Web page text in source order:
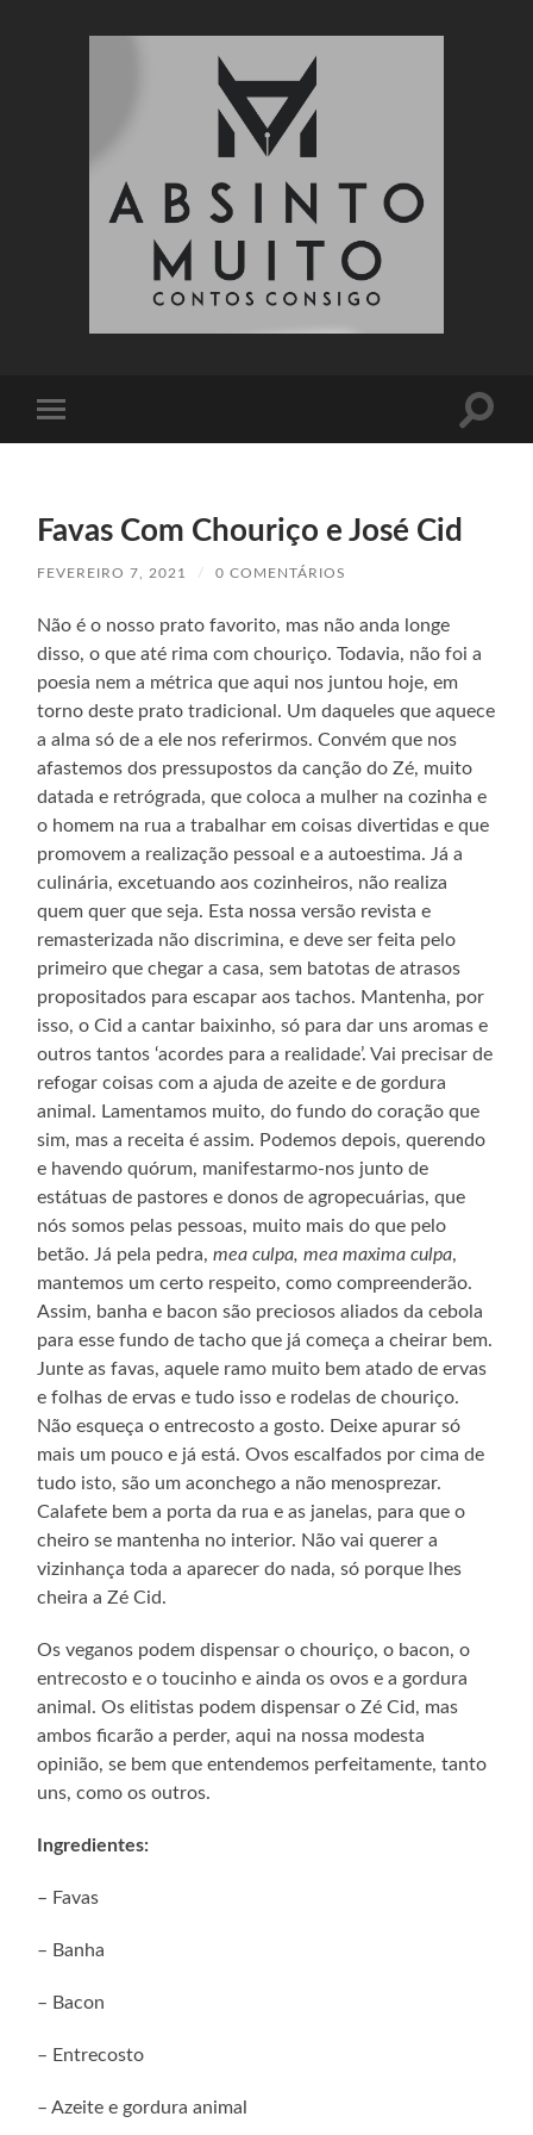
mobile
Toggle
Favas Com Chouriço e José Cid
FEVEREIRO 7, 2021 / 0 COMENTÁRIOS
Não é o nosso prato favorito, mas não anda longe
disso, o que até rima com chouriço. Todavia, não foi a
poesia nem a métrica que aqui nos juntou hoje, em
torno deste prato tradicional. Um daqueles que aquece
a alma só de a ele nos referirmos. Convém que nos
afastemos dos pressupostos da canção do Zé, muito
datada e retrógrada, que coloca a mulher na cozinha e
o homem na rua a trabalhar em coisas divertidas e que
promovem a realização pessoal e a autoestima. Já a
culinária, excetuando aos cozinheiros, não realiza
quem quer que seja. Esta nossa versão revista e
remasterizada não discrimina, e deve ser feita pelo
primeiro que chegar a casa, sem batotas de atrasos
propositados para escapar aos tachos. Mantenha, por
isso, o Cid a cantar baixinho, só para dar uns aromas e
outros tantos ‘acordes para a realidade’. Vai precisar de
refogar coisas com a ajuda de azeite e de gordura
animal. Lamentamos muito, do fundo do coração que
sim, mas a receita é assim. Podemos depois, querendo
e havendo quórum, manifestarmo-nos junto de
estátuas de pastores e donos de agropecuárias, que
nós somos pelas pessoas, muito mais do que pelo
betão. Já pela pedra,mea culpa, mea maxima culpa,
mantemos um certo respeito, como compreenderão.
Assim, banha e bacon são preciosos aliados da cebola
para esse fundo de tacho que já começa a cheirar bem.
Junte as favas, aquele ramo muito bem atado de ervas
e folhas de ervas e tudo isso e rodelas de chouriço.
Não esqueça o entrecosto a gosto. Deixe apurar só
mais um pouco e já está. Ovos escalfados por cima de
tudo isto, são um aconchego a não menosprezar.
Calafete bem a porta da rua e as janelas, para que o
cheiro se mantenha no interior. Não vai querer a
vizinhança toda a aparecer do nada, só porque lhes
cheira a Zé Cid.
Os veganos podem dispensar o chouriço, o bacon, o
entrecosto e o toucinho e ainda os ovos e a gordura
animal. Os elitistas podem dispensar o Zé Cid, mas
ambos ficarão a perder, aqui na nossa modesta
opinião, se bem que entendemos perfeitamente, tanto
uns, como os outros.
Ingredientes:
– Favas
– Banha
– Bacon
– Entrecosto
– Azeite e gordura animal